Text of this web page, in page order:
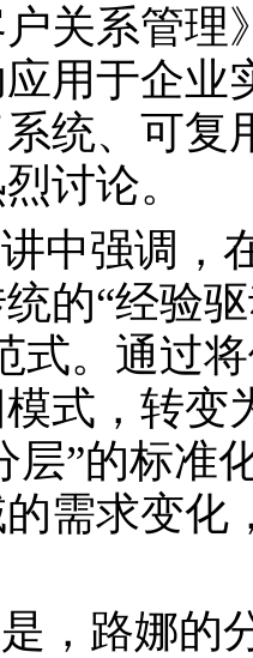
关系管理
用于企业
统、可复
讨论。
中强调，
的“经验
式。通过
式，转变
层”的标准
需求变化
，路娜的